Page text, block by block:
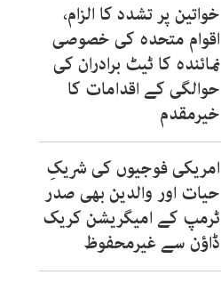
خواتین پر تشدد کا الزام،
اقوام متحدہ کی خصوصی
نمائندہ کا ٹیٹ برادران کی
حوالگی کے اقدامات کا
خیرمقدم
امریکی فوجیوں کی شریکِ
حیات اور والدین بھی صدر
ٹرمپ کے امیگریشن کریک
ڈاؤن سے غیرمحفوظ